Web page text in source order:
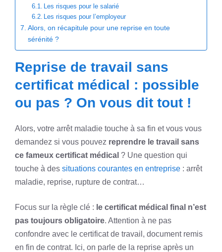
Les risques pour le salarié
Les risques pour l’employeur
Alors, on récapitule pour une reprise en toute
sérénité ?
Reprise de travail sans
certificat médical : possible
ou pas ? On vous dit tout !
Alors, votre arrêt maladie touche à sa fin et vous vous
demandez si vous pouvez reprendre le travail sans
ce fameux certificat médical ? Une question qui
touche à des situations courantes en entreprise : arrêt
maladie, reprise, rupture de contrat…
Focus sur la règle clé : le certificat médical final n’est
pas toujours obligatoire. Attention à ne pas
confondre avec le certificat de travail, document remis
en fin de contrat. Ici, on parle de la reprise après un